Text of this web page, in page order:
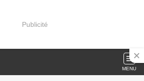
Publicité
MENU